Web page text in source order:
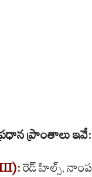
ప్రాంతాలు ఇవే:
రెడ్ హిల్స్,